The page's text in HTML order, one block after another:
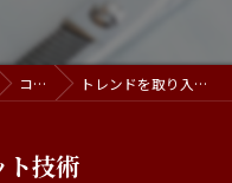
コラム トレンドを取り入れたカット技術
ト技術